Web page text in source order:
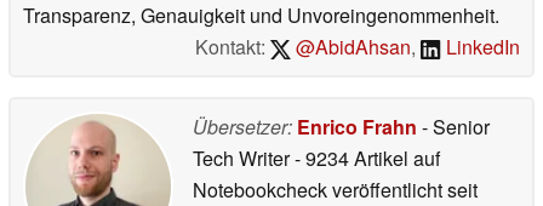
Transparenz, Genauigkeit und Unvoreingenommenheit.
Kontakt:
@AbidAhsan, LinkedIn
Übersetzer: Enrico Frahn - Senior
Tech Writer- 9234 Artikel auf
Notebookcheck veröffentlichtseit